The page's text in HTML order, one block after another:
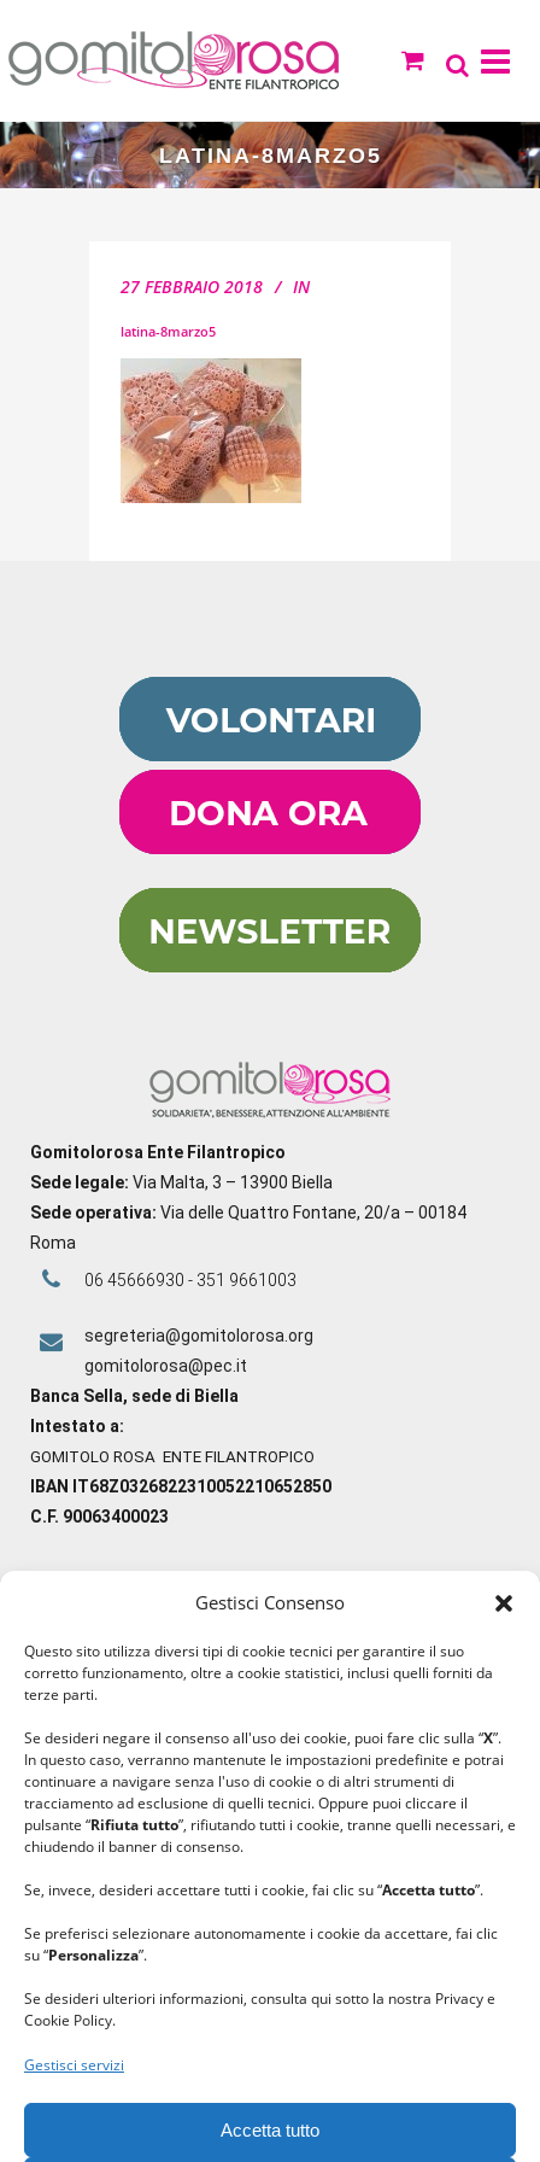
Gestisci Consenso
Questo sito utilizza diversi tipi di cookie tecnici per garantire il suo
corretto funzionamento, oltre a cookie statistici, inclusi quelli forniti da
terze parti.
Se desideri negare il consenso all'uso dei cookie, puoi fare clic sulla “X”.
In questo caso, verranno mantenute le impostazioni predefinite e potrai
continuare a navigare senza l'uso di cookie o di altri strumenti di
tracciamento ad esclusione di quelli tecnici. Oppure puoi cliccare il
pulsante “Rifiuta tutto”, rifiutando tutti i cookie, tranne quelli necessari, e
chiudendo il banner di consenso.
Se, invece, desideri accettare tutti i cookie, fai clic su “Accetta tutto”.
Se preferisci selezionare autonomamente i cookie da accettare, fai clic
su “Personalizza”.
Se desideri ulteriori informazioni, consulta qui sotto la nostra Privacy e
Cookie Policy.
Gestisci servizi
Accetta tutto
LATINA-8MARZO5
27 FEBBRAIO 2018 IN
latina-8marzo5
Gomitolorosa Ente Filantropico
Sede legale: Via Malta, 3 – 13900 Biella
Sede operativa: Via delle Quattro Fontane, 20/a – 00184
Roma
06 45666930 - 351 9661003
segreteria@gomitolorosa.org
gomitolorosa@pec.it
Banca Sella, sede di Biella
Intestato a:
GOMITOLO ROSA ENTE FILANTROPICO
IBAN IT68Z0326822310052210652850
C.F. 90063400023
#lanaterapia
#ilcaloredellempatia